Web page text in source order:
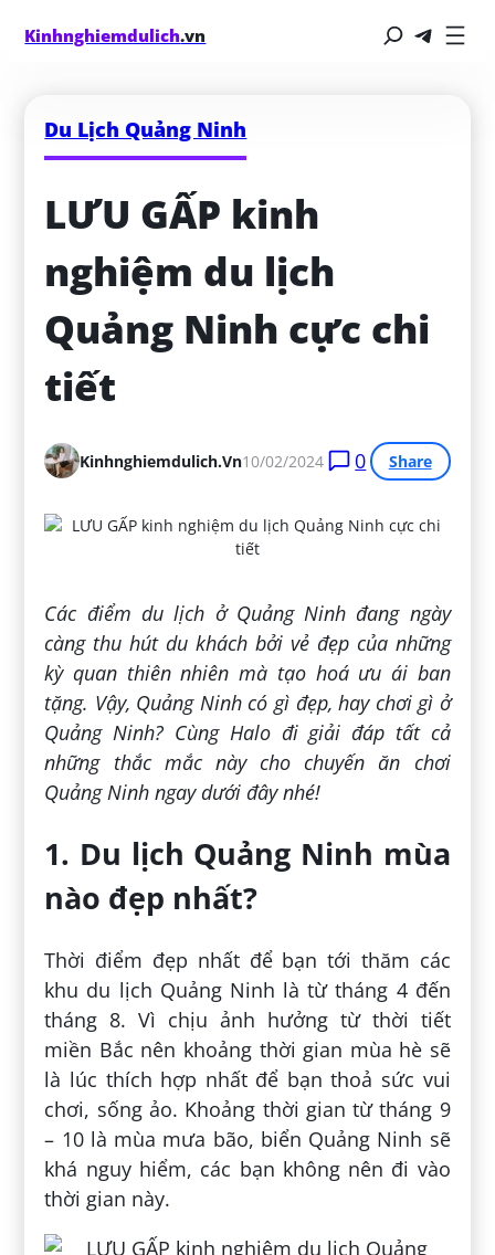
Kinhnghiemdulich.vn
Du Lịch Quảng Ninh
LƯU GẤP kinh
nghiệm du lịch
Quảng Ninh cực chi
tiết
Kinhnghiemdulich.vn10/02/2024 0 Share
Các điểm du lịch ở Quảng Ninh đang ngày
càng thu hút du khách bởi vẻ đẹp của những
kỳ quan thiên nhiên mà tạo hoá ưu ái ban
tặng. Vậy, Quảng Ninh có gì đẹp, hay chơi gì ở
Quảng Ninh? Cùng Halo đi giải đáp tất cả
những thắc mắc này cho chuyến ăn chơi
Quảng Ninh ngay dưới đây nhé!
1. Du lịch Quảng Ninh mùa
nào đẹp nhất?
Thời điểm đẹp nhất để bạn tới thăm các
khu du lịch Quảng Ninh là từ tháng 4 đến
tháng 8. Vì chịu ảnh hưởng từ thời tiết
miền Bắc nên khoảng thời gian mùa hè sẽ
là lúc thích hợp nhất để bạn thoả sức vui
chơi, sống ảo. Khoảng thời gian từ tháng 9
– 10 là mùa mưa bão, biển Quảng Ninh sẽ
khá nguy hiểm, các bạn không nên đi vào
thời gian này.